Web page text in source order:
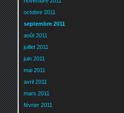
octobre 2011
septembre 2011
août 2011
juillet 2011
juin 2011
mai 2011
avril 2011
mars 2011
février 2011